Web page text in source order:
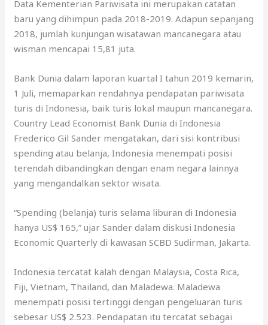
Data Kementerian Pariwisata ini merupakan catatan
baru yang dihimpun pada 2018-2019. Adapun sepanjang
2018, jumlah kunjungan wisatawan mancanegara atau
wisman mencapai 15,81 juta.
Bank Dunia dalam laporan kuartal I tahun 2019 kemarin,
1 Juli, memaparkan rendahnya pendapatan pariwisata
turis di Indonesia, baik turis lokal maupun mancanegara.
Country Lead Economist Bank Dunia di Indonesia
Frederico Gil Sander mengatakan, dari sisi kontribusi
spending atau belanja, Indonesia menempati posisi
terendah dibandingkan dengan enam negara lainnya
yang mengandalkan sektor wisata.
“Spending (belanja) turis selama liburan di Indonesia
hanya US$ 165,” ujar Sander dalam diskusi Indonesia
Economic Quarterly di kawasan SCBD Sudirman, Jakarta.
Indonesia tercatat kalah dengan Malaysia, Costa Rica,
Fiji, Vietnam, Thailand, dan Maladewa. Maladewa
menempati posisi tertinggi dengan pengeluaran turis
sebesar US$ 2.523. Pendapatan itu tercatat sebagai